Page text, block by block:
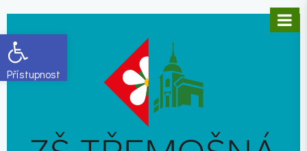
Open toolbar